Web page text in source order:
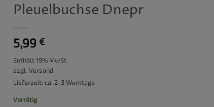
Pleuelbuchse Dnepr
5,99 €
Enthält 19% MwSt.
zzgl. Versand
Lieferzeit: ca. 2-3 Werktage
Vorrätig